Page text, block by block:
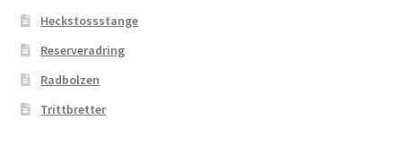
Heckstossstange
Reserveradring
Radbolzen
Trittbretter